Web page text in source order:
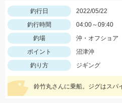
釣行日
2022/05/22
釣行時間
04:00～09:40
釣場
沖・オフショア
ポイント
沼津沖
釣り方
ジギング